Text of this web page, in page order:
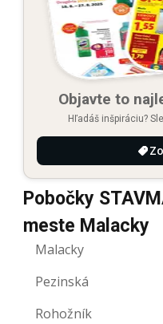
Objavte to
Hľadáš inšpiráciu?
Pobočky
meste Malacky
Malacky
Pezinská
Rohožník